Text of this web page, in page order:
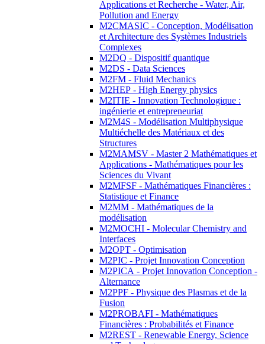
Applications et Recherche - Water, Air,
Pollution and Energy
M2CMASIC - Conception, Modélisation
et Architecture des Systèmes Industriels
Complexes
M2DQ - Dispositif quantique
M2DS - Data Sciences
M2FM - Fluid Mechanics
M2HEP - High Energy physics
M2ITIE - Innovation Technologique :
ingénierie et entrepreneuriat
M2M4S - Modélisation Multiphysique
Multiéchelle des Matériaux et des
Structures
M2MAMSV - Master 2 Mathématiques et
Applications - Mathématiques pour les
Sciences du Vivant
M2MFSF - Mathématiques Financières :
Statistique et Finance
M2MM - Mathématiques de la
modélisation
M2MOCHI - Molecular Chemistry and
Interfaces
M2OPT - Optimisation
M2PIC - Projet Innovation Conception
M2PICA - Projet Innovation Conception -
Alternance
M2PPF - Physique des Plasmas et de la
Fusion
M2PROBAFI - Mathématiques
Financières : Probabilités et Finance
M2REST - Renewable Energy, Science